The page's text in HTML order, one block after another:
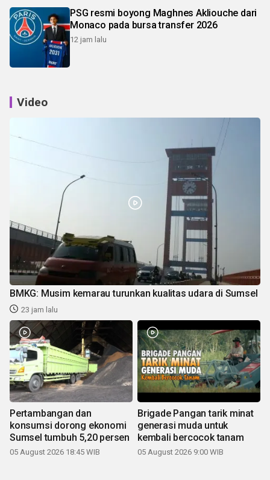
PSG resmi boyong Maghnes Akliouche dari
Monaco pada bursa transfer 2026
12 jam lalu
Video
BMKG: Musim kemarau turunkan kualitas udara di Sumsel
23 jam lalu
Pertambangan dan
konsumsi dorong ekonomi
Sumsel tumbuh 5,20 persen
05 August 2026 18:45 WIB
Brigade Pangan tarik minat
generasi muda untuk
kembali bercocok tanam
05 August 2026 9:00 WIB